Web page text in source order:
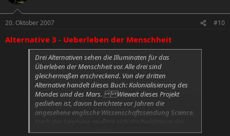
20. Oktober 2007 #10
Alternative 3 - Ueberleben der Menschheit
Drei Alternativen sehen die Illuminaten für das
Überleben der Menschheit vor. Alle drei sind
gleichermaßen erschreckend. Von der dritten
Alternative handelt dieses Buch: Kolonialisierung des
Mondes und des Mars. Wieweit dieses Projekt
gediehen ist, davon berichtete vor Jahren die
angesehene englische Wissenschaftssendung Science.
Nach der Sendung mußten sich die Redakteure der
Sendung für die »Satire« entschuldigen, die Sendung